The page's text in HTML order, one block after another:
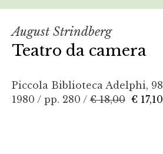
August Strindberg
Teatro da camera
Piccola Biblioteca Adelphi, 98
1980 / pp. 280 / € 18,00 € 17,10